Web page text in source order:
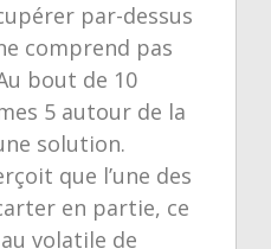
par-dessus
comprend pas
bout de 10
5 autour de la
solution.
que l’une des
en partie, ce
volatile de